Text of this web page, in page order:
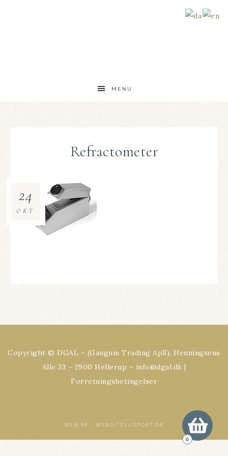
MENU
Refractometer
24
OKT
Copyright © DGAL – (Gauguin Trading ApS), Henningsens
Alle 33 – 2900 Hellerup – info@dgal.dk |
Forretningsbetingelser
WEB AF - WEBSITESUPPORT.DK
0